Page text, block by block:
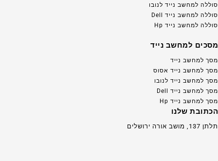
סוללה למחשב נייד לנובו
סוללה למחשב נייד Dell
סוללה למחשב נייד Hp
מסכים למחשב נייד
מסך למחשב נייד
מסך למחשב נייד אסוס
מסך למחשב נייד לנובו
מסך למחשב נייד Dell
מסך למחשב נייד Hp
הכתובת שלנו
תלתן 137, מושב אורה ירושלים